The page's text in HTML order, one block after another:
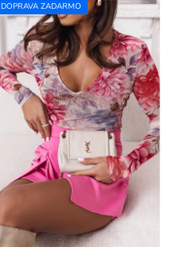
DOPRAVA ZADARMO